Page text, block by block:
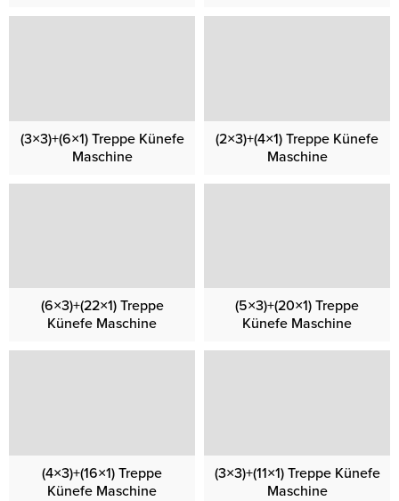
(3×3)+(6×1) Treppe Künefe
Maschine
(2×3)+(4×1) Treppe Künefe
Maschine
(6×3)+(22×1) Treppe
Künefe Maschine
(5×3)+(20×1) Treppe
Künefe Maschine
(4×3)+(16×1) Treppe
Künefe Maschine
(3×3)+(11×1) Treppe Künefe
Maschine